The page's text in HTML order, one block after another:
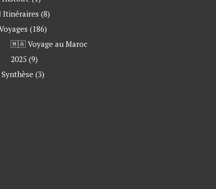
(8)
(186)
🇲🇦 Voyage au Maroc
2025 (9)
(3)